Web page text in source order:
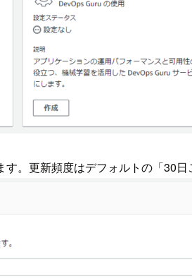
。更新頻度はデフォルトの「30日